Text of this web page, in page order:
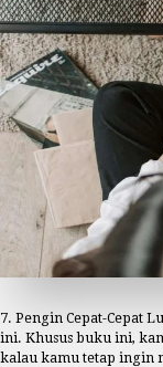
7. Pengin Cepat-Cepat
ini. Khusus buku ini,
kalau kamu tetap ingin